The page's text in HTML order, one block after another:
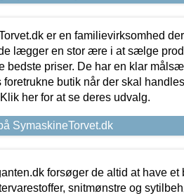
er en familievirksomhed
lægger en stor ære i at sælge
bedste priser. De har en klar
foretrukne butik når der skal
her for at se deres udvalg.
SymaskineTorvet.dk
forsøger de altid at have et
snitmønstre og